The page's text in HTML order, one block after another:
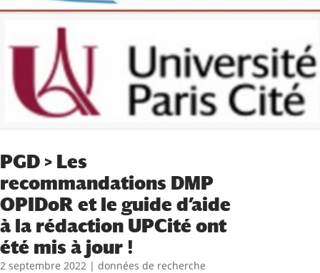
PGD > Les
recommandations DMP
OPIDoR et le guide d’aide
à la rédaction UPCité ont
été mis à jour !
2 septembre 2022 | données de recherche